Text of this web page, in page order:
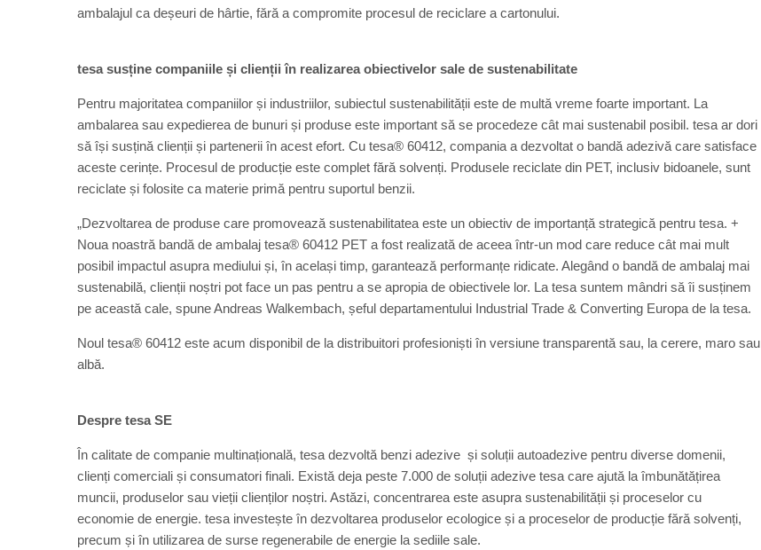
ambalajul ca deșeuri de hârtie, fără a compromite procesul de reciclare a cartonului.
tesa susține companiile și clienții în realizarea obiectivelor sale de sustenabilitate
Pentru majoritatea companiilor și industriilor, subiectul sustenabilității este de multă vreme foarte important. La
ambalarea sau expedierea de bunuri și produse este important să se procedeze cât mai sustenabil posibil. tesa ar dori
să își susțină clienții și partenerii în acest efort. Cu tesa® 60412, compania a dezvoltat o bandă adezivă care satisface
aceste cerințe. Procesul de producție este complet fără solvenți. Produsele reciclate din PET, inclusiv bidoanele, sunt
reciclate și folosite ca materie primă pentru suportul benzii.
„Dezvoltarea de produse care promovează sustenabilitatea este un obiectiv de importanță strategică pentru tesa. +
Noua noastră bandă de ambalaj tesa® 60412 PET a fost realizată de aceea într-un mod care reduce cât mai mult
posibil impactul asupra mediului și, în același timp, garantează performanțe ridicate. Alegând o bandă de ambalaj mai
sustenabilă, clienții noștri pot face un pas pentru a se apropia de obiectivele lor. La tesa suntem mândri să îi susținem
pe această cale, spune Andreas Walkembach, șeful departamentului Industrial Trade & Converting Europa de la tesa.
Noul tesa® 60412 este acum disponibil de la distribuitori profesioniști în versiune transparentă sau, la cerere, maro sau
albă.
Despre tesa SE
În calitate de companie multinațională, tesa dezvoltă benzi adezive și soluții autoadezive pentru diverse domenii,
clienți comerciali și consumatori finali. Există deja peste 7.000 de soluții adezive tesa care ajută la îmbunătățirea
muncii, produselor sau vieții clienților noștri. Astăzi, concentrarea este asupra sustenabilității și proceselor cu
economie de energie. tesa investește în dezvoltarea produselor ecologice și a proceselor de producție fără solvenți,
precum și în utilizarea de surse regenerabile de energie la sediile sale.